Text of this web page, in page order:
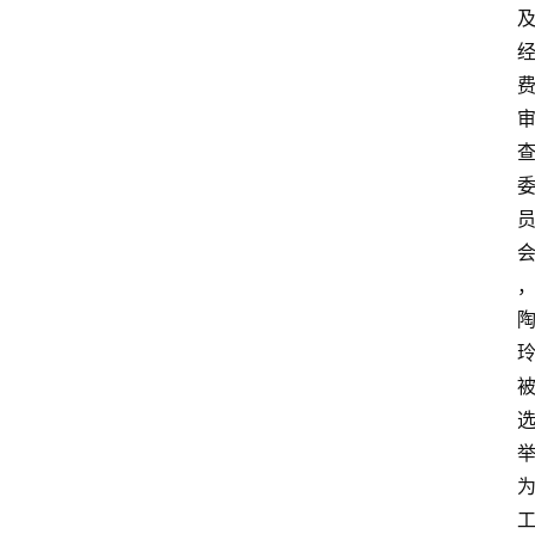
及
经
费
审
查
委
员
会
，
陶
玲
被
选
举
为
工